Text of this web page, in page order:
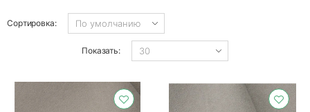
Сортировка:
Показать: